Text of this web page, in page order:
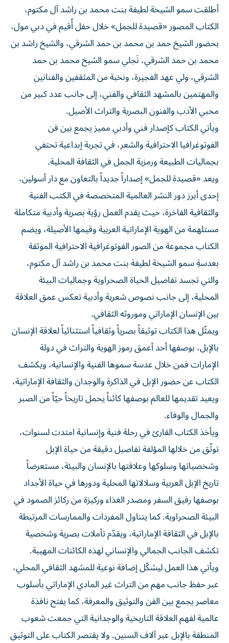
أطلقت سمو الشيخة لطيفة بنت محمد بن راشد آل مكتوم،
الكتاب المصور «قصيدة للجمل» خلال حفل أُقيم في دبي مول،
بحضور الشيخ حمد بن محمد بن حمد الشرقي، والشيخ راشد بن
محمد بن حمد الشرقي، نَجلي سمو الشيخ محمد بن حمد
الشرقي، ولي عهد الفجيرة، ونخبة من المثقفين والفنانين
والمهتمين بالمشهد الثقافي والفني، إلى جانب عدد كبير من
محبي الأدب والفنون البصرية والتراث الأصيل.
ويأتي الكتاب كإصدار فني وأدبي مميز يجمع بين فن
الفوتوغرافيا الاحترافية والشعر، في تجربة إبداعية تحتفي
بجماليات الطبيعة ورمزية الجمل في الثقافة المحلية.
ويعد «قصيدة للجمل» إصداراً جديداً بالتعاون مع دار أسولين،
إحدى أبرز دور النشر العالمية المتخصصة في الكتب الفنية
والثقافية الفاخرة، حيث يقدم العمل رؤية بصرية وأدبية متكاملة
مستلهمة من الهوية الإماراتية العربية وقيمها الأصيلة، ويضم
الكتاب مجموعة من الصور الفوتوغرافية الاحترافية الموثقة
بعدسةِ سمو الشيخة لطيفة بنت محمد بن راشد آل مكتوم،
والتي تجسد تفاصيل الحياة الصحراوية وجماليات البيئة
المحلية، إلى جانب نصوص شعرية وأدبية تعكس عمق العلاقة
بين الإنسان الإماراتي وموروثه الثقافي.
ويمثّل هذا الكتاب توثيقاً بصرياً وثقافياً استثنائياً لعلاقة الإنسان
بالإبل، بوصفها أحد أعمق رموز الهوية والتراث في دولة
الإمارات فمن خلال عدسة سموها الفنية والإنسانية، ويكشف
الكتاب عن حضور الإبل في الذاكرة والوجدان والثقافة الإماراتية،
ويعيد تقديمها للعالم بوصفها كائناً يحمل تاريخاً حيّاً من الصبر
والجمال والوفاء.
ويأخذ الكتاب القارئ في رحلة فنية وإنسانية امتدت لسنوات،
توثّق من خلالها المؤلفة تفاصيل دقيقة من حياة الإبل
وشخصياتها وسلوكها وعلاقتها بالإنسان والبيئة، مستعرضاً
تاريخ الإبل العربية وسلالاتها المحلية ودورها في حياة الأجداد
بوصفها رفيق السفر ومصدر الغذاء وركيزة من ركائز الصمود في
البيئة الصحراوية. كما يتناول المفردات والممارسات المرتبطة
بالإبل في الثقافة الإماراتية، ويقدّم تأملات بصرية وشخصية
تكشف الجانب الجمالي والإنساني لهذه الكائنات المهيبة.
ويأتي هذا العمل ليشكّل إضافة نوعية للمشهد الثقافي المحلي،
عبر حفظ جانب مهم من التراث غير المادي الإماراتي بأسلوب
معاصر يجمع بين الفن والتوثيق والمعرفة، كما يفتح نافذة
عالمية لفهم العلاقة التاريخية والوجدانية التي جمعت شعوب
المنطقة بالإبل عبر آلاف السنين. ولا يقتصر الكتاب على التوثيق